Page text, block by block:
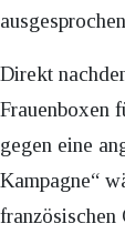
Direkt
Frauenboxen
gegen eine
Kampagne“
französischen